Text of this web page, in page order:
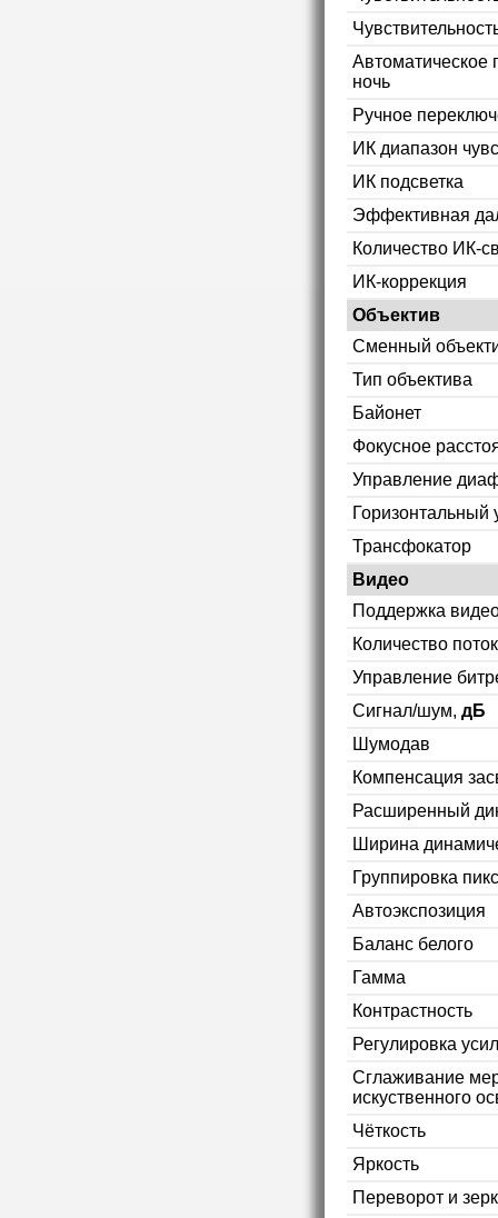
Автоматическое
ночь
Ручное
ИК диапазон
ИК подсветка
Эффективная
Количество ИК-
ИК-коррекция
Объектив
Сменный
Тип объектива
Байонет
Фокусное
Управление
Горизонтальный
Трансфокатор
Видео
Поддержка
Количество
Управление
Сигнал/шум, дБ
Шумодав
Компенсация
Расширенный
Ширина
Группировка
Автоэкспозиция
Баланс белого
Гамма
Контрастность
Регулировка
Сглаживание
искуственного
Чёткость
Яркость
Переворот и